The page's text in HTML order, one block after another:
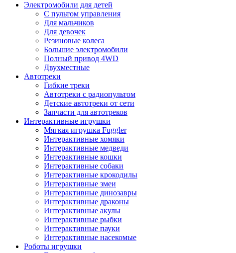
Электромобили для детей
С пультом управления
Для мальчиков
Для девочек
Резиновые колеса
Большие электромобили
Полный привод 4WD
Двухместные
Автотреки
Гибкие треки
Автотреки с радиопультом
Детские автотреки от сети
Запчасти для автотреков
Интерактивные игрушки
Мягкая игрушка Fuggler
Интерактивные хомяки
Интерактивные медведи
Интерактивные кошки
Интерактивные собаки
Интерактивные крокодилы
Интерактивные змеи
Интерактивные динозавры
Интерактивные драконы
Интерактивные акулы
Интерактивные рыбки
Интерактивные пауки
Интерактивные насекомые
Роботы игрушки